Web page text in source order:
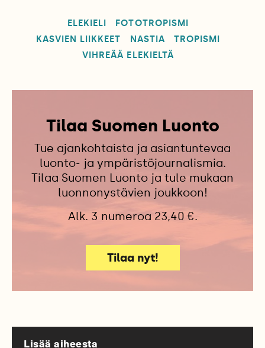
ELEKIELI
FOTOTROPISMI
KASVIEN LIIKKEET
NASTIA
TROPISMI
VIHREÄÄ ELEKIELTÄ
Tilaa Suomen Luonto
Tue ajankohtaista ja asiantuntevaa
luonto- ja ympäristöjournalismia.
Tilaa Suomen Luonto ja tule mukaan
luonnonystävien joukkoon!
Alk. 3 numeroa 23,40 €.
Tilaa nyt!
Lisää aiheesta